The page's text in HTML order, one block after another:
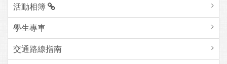
活動相簿
學生專車
交通路線指南